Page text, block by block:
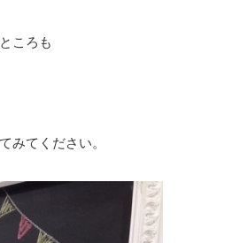
ころも
みてください。